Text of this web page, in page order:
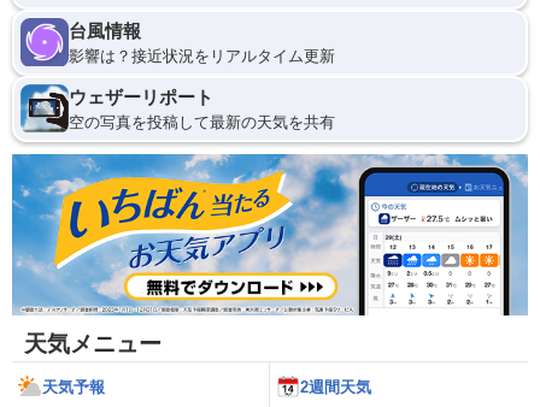
台風情報
影響は？接近状況をリアルタイム更新
ウェザーリポート
空の写真を投稿して最新の天気を共有
天気メニュー
天気予報 2週間天気